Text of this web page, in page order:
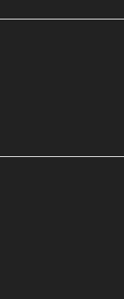
im nächsten